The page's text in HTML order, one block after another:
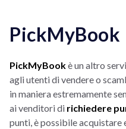
PickMyBook
PickMyBookè un altro
agli utenti di vendere o
in maniera estremamente
ai venditori di richiedere
punti, è possibile